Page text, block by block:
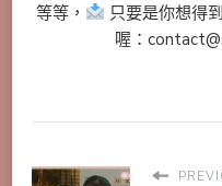
等等，
只要是你想得
喔：